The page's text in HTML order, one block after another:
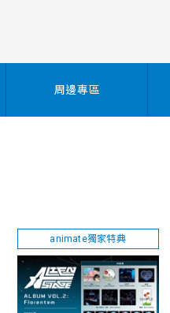
周邊專區
animate獨家特典